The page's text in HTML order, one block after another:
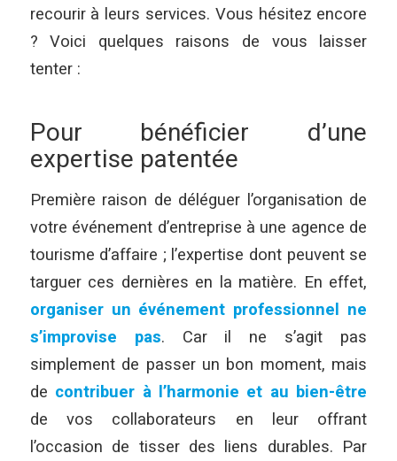
recourir à leurs services. Vous hésitez encore
? Voici quelques raisons de vous laisser
tenter :
Pour bénéficier d’une
expertise patentée
Première raison de déléguer l’organisation de
votre événement d’entreprise à une agence de
tourisme d’affaire ; l’expertise dont peuvent se
targuer ces dernières en la matière. En effet,
organiser un événement professionnel ne
s’improvise pas. Car il ne s’agit pas
simplement de passer un bon moment, mais
de contribuer à l’harmonie et au bien-être
de vos collaborateurs en leur offrant
l’occasion de tisser des liens durables. Par